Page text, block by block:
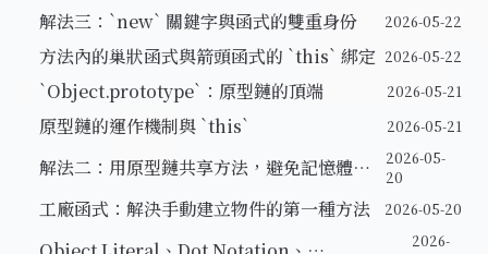
解法三：`new` 關鍵字與函式的雙重身份 2026-05-22
方法內的巢狀函式與箭頭函式的 `this` 綁定 2026-05-22
`Object.prototype`：原型鏈的頂端 2026-05-21
原型鏈的運作機制與 `this` 2026-05-21
解法二：用原型鏈共享方法，避免記憶體浪
2026-05-
20
工廠函式：解決手動建立物件的第一種方法 2026-05-20
2026-